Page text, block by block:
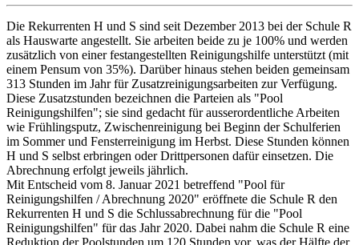
Die Rekurrenten H und S sind seit Dezember 2013 bei der Schule R
als Hauswarte angestellt. Sie arbeiten beide zu je 100% und werden
zusätzlich von einer festangestellten Reinigungshilfe unterstützt (mit
einem Pensum von 35%). Darüber hinaus stehen beiden gemeinsam
313 Stunden im Jahr für Zusatzreinigungsarbeiten zur Verfügung.
Diese Zusatzstunden bezeichnen die Parteien als "Pool
Reinigungshilfen"; sie sind gedacht für ausserordentliche Arbeiten
wie Frühlingsputz, Zwischenreinigung bei Beginn der Schulferien
im Sommer und Fensterreinigung im Herbst. Diese Stunden können
H und S selbst erbringen oder Drittpersonen dafür einsetzen. Die
Abrechnung erfolgt jeweils jährlich.
Mit Entscheid vom 8. Januar 2021 betreffend "Pool für
Reinigungshilfen / Abrechnung 2020" eröffnete die Schule R den
Rekurrenten H und S die Schlussabrechnung für die "Pool
Reinigungshilfen" für das Jahr 2020. Dabei nahm die Schule R eine